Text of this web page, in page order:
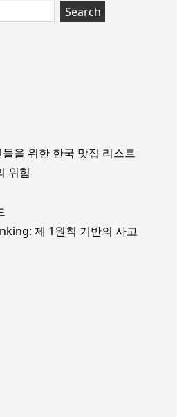
을 위한 한국 맛집 리스트
위험
제 1원칙 기반의 사고